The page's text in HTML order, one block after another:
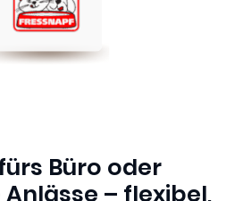
Büro oder
– flexibel,